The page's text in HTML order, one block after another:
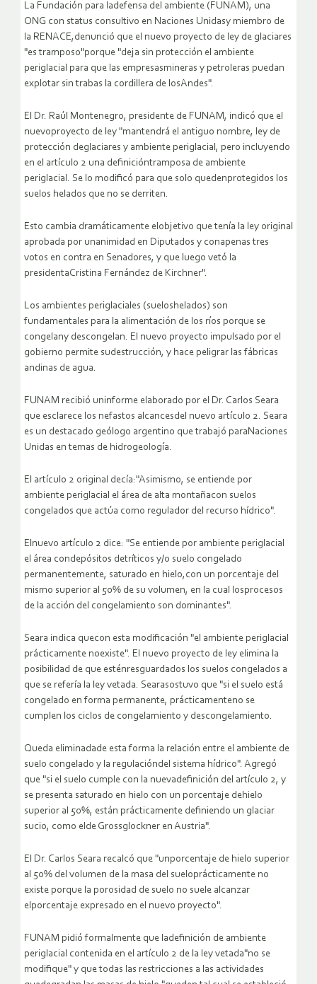
La Fundación para ladefensa del ambiente (FUNAM), una
ONG con status consultivo en Naciones Unidasy miembro de
la RENACE,denunció que el nuevo proyecto de ley de glaciares
"es tramposo"porque "deja sin protección el ambiente
periglacial para que las empresasmineras y petroleras puedan
explotar sin trabas la cordillera de losAndes".
El Dr. Raúl Montenegro, presidente de FUNAM, indicó que el
nuevoproyecto de ley "mantendrá el antiguo nombre, ley de
protección deglaciares y ambiente periglacial, pero incluyendo
en el artículo 2 una definicióntramposa de ambiente
periglacial. Se lo modificó para que solo quedenprotegidos los
suelos helados que no se derriten.
Esto cambia dramáticamente elobjetivo que tenía la ley original
aprobada por unanimidad en Diputados y conapenas tres
votos en contra en Senadores, y que luego vetó la
presidentaCristina Fernández de Kirchner".
Los ambientes periglaciales (sueloshelados) son
fundamentales para la alimentación de los ríos porque se
congelany descongelan. El nuevo proyecto impulsado por el
gobierno permite sudestrucción, y hace peligrar las fábricas
andinas de agua.
FUNAM recibió uninforme elaborado por el Dr. Carlos Seara
que esclarece los nefastos alcancesdel nuevo artículo 2. Seara
es un destacado geólogo argentino que trabajó paraNaciones
Unidas en temas de hidrogeología.
El artículo 2 original decía:"Asimismo, se entiende por
ambiente periglacial el área de alta montañacon suelos
congelados que actúa como regulador del recurso hídrico".
Elnuevo artículo 2 dice: "Se entiende por ambiente periglacial
el área condepósitos detríticos y/o suelo congelado
permanentemente, saturado en hielo,con un porcentaje del
mismo superior al 50% de su volumen, en la cual losprocesos
de la acción del congelamiento son dominantes".
Seara indica quecon esta modificación "el ambiente periglacial
prácticamente noexiste". El nuevo proyecto de ley elimina la
posibilidad de que esténresguardados los suelos congelados a
que se refería la ley vetada. Searasostuvo que "si el suelo está
congelado en forma permanente, prácticamenteno se
cumplen los ciclos de congelamiento y descongelamiento.
Queda eliminadade esta forma la relación entre el ambiente de
suelo congelado y la regulacióndel sistema hídrico". Agregó
que "si el suelo cumple con la nuevadefinición del artículo 2, y
se presenta saturado en hielo con un porcentaje dehielo
superior al 50%, están prácticamente definiendo un glaciar
sucio, como elde Grossglockner en Austria".
El Dr. Carlos Seara recalcó que "unporcentaje de hielo superior
al 50% del volumen de la masa del sueloprácticamente no
existe porque la porosidad de suelo no suele alcanzar
elporcentaje expresado en el nuevo proyecto".
FUNAM pidió formalmente que ladefinición de ambiente
periglacial contenida en el artículo 2 de la ley vetada"no se
modifique" y que todas las restricciones a las actividades